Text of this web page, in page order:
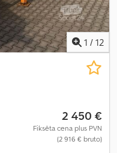
1 / 12
2 450 €
Fiksēta cena plus PVN
(2 916 € bruto)